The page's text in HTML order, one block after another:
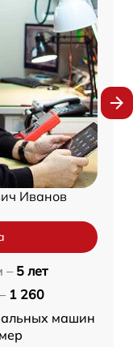
Иванов
– 5 лет
1 260
машин